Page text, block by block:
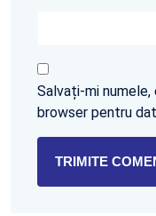
Salvați-mi
browser pentru